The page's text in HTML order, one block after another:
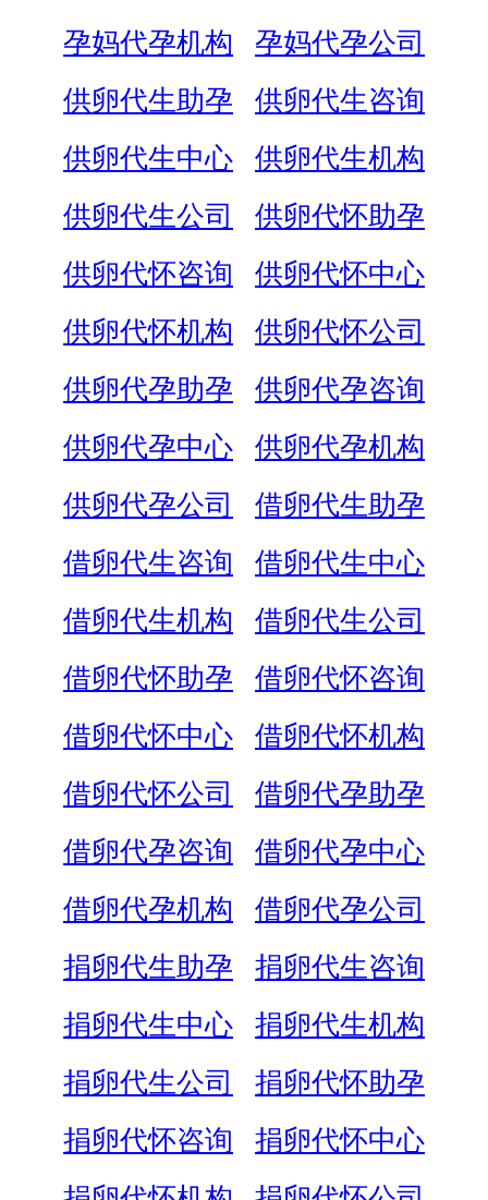
孕妈代孕机构
孕妈代孕公司
供卵代生助孕
供卵代生咨询
供卵代生中心
供卵代生机构
供卵代生公司
供卵代怀助孕
供卵代怀咨询
供卵代怀中心
供卵代怀机构
供卵代怀公司
供卵代孕助孕
供卵代孕咨询
供卵代孕中心
供卵代孕机构
供卵代孕公司
借卵代生助孕
借卵代生咨询
借卵代生中心
借卵代生机构
借卵代生公司
借卵代怀助孕
借卵代怀咨询
借卵代怀中心
借卵代怀机构
借卵代怀公司
借卵代孕助孕
借卵代孕咨询
借卵代孕中心
借卵代孕机构
借卵代孕公司
捐卵代生助孕
捐卵代生咨询
捐卵代生中心
捐卵代生机构
捐卵代生公司
捐卵代怀助孕
捐卵代怀咨询
捐卵代怀中心